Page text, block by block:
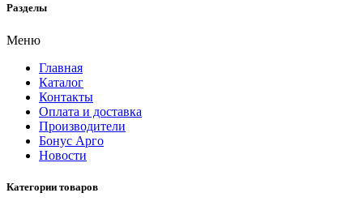
Разделы
Меню
Главная
Каталог
Контакты
Оплата и доставка
Производители
Бонус Арго
Новости
Категории товаров